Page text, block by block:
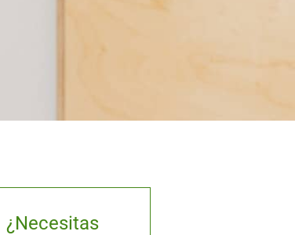
¿Necesitas